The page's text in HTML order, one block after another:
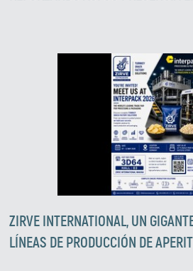
ZIRVE INTERNATIONAL, UN
LÍNEAS DE PRODUCCIÓN DE
PRESENTA SOLUCIONES DE